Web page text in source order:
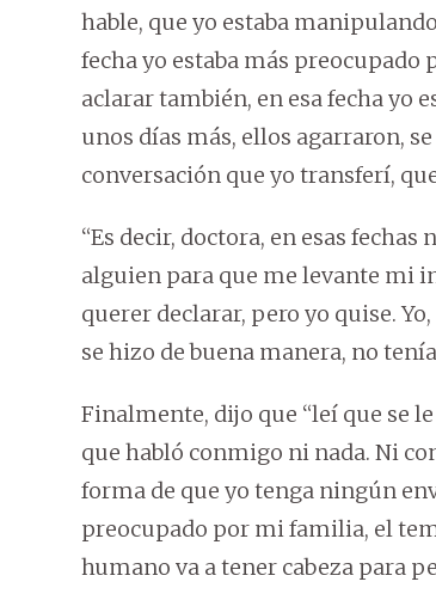
hable, que yo estaba
fecha yo estaba más
aclarar también, en esa fecha yo
unos días más, ellos agarraron,
conversación que yo transferí,
“Es decir, doctora, en esas
alguien para que me levante mi
querer declarar, pero yo quise.
se hizo de buena manera, no
Finalmente, dijo que “leí que se
que habló conmigo ni nada. Ni
forma de que yo tenga ningún
preocupado por mi familia, el
humano va a tener cabeza para